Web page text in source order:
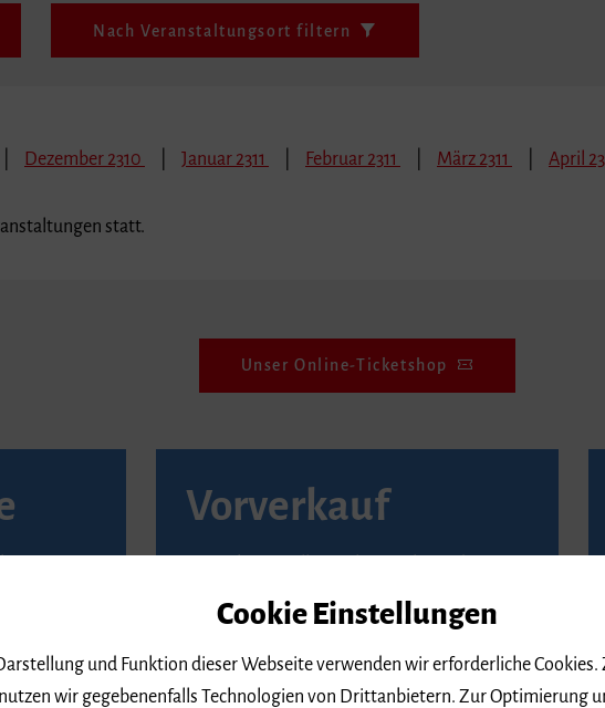
Nach Veranstaltungsort filtern
Dezember 2310 Januar 2311 Februar 2311 März 2311 April
statt.
Unser Online-Ticketshop
und
6 € für
Vorverkauf
Seite von Reservix.
BZ-Kartenservice Freiburg
Kaiser-Joseph-Straße 229
Cookie Einstellungen
und Funktion dieser Webseite verwenden wir erforderliche
wir gegebenenfalls Technologien von Drittanbietern. Zur Optimierung